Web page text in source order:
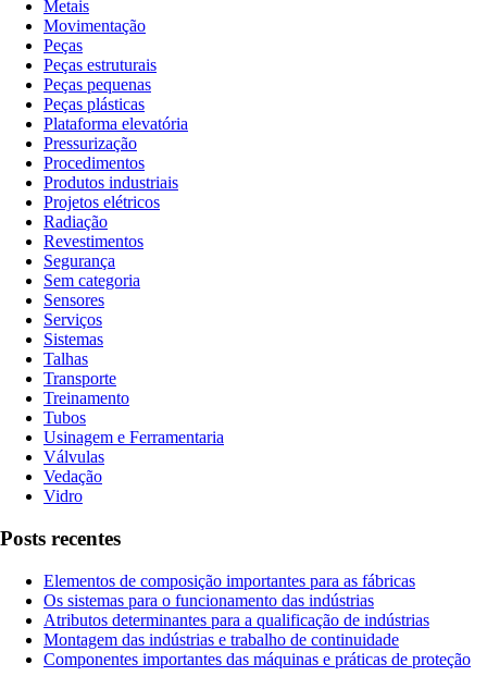
Metais
Movimentação
Peças
Peças estruturais
Peças pequenas
Peças plásticas
Plataforma elevatória
Pressurização
Procedimentos
Produtos industriais
Projetos elétricos
Radiação
Revestimentos
Segurança
Sem categoria
Sensores
Serviços
Sistemas
Talhas
Transporte
Treinamento
Tubos
Usinagem e Ferramentaria
Válvulas
Vedação
Vidro
Posts recentes
Elementos de composição importantes para as fábricas
Os sistemas para o funcionamento das indústrias
Atributos determinantes para a qualificação de indústrias
Montagem das indústrias e trabalho de continuidade
Componentes importantes das máquinas e práticas de proteção